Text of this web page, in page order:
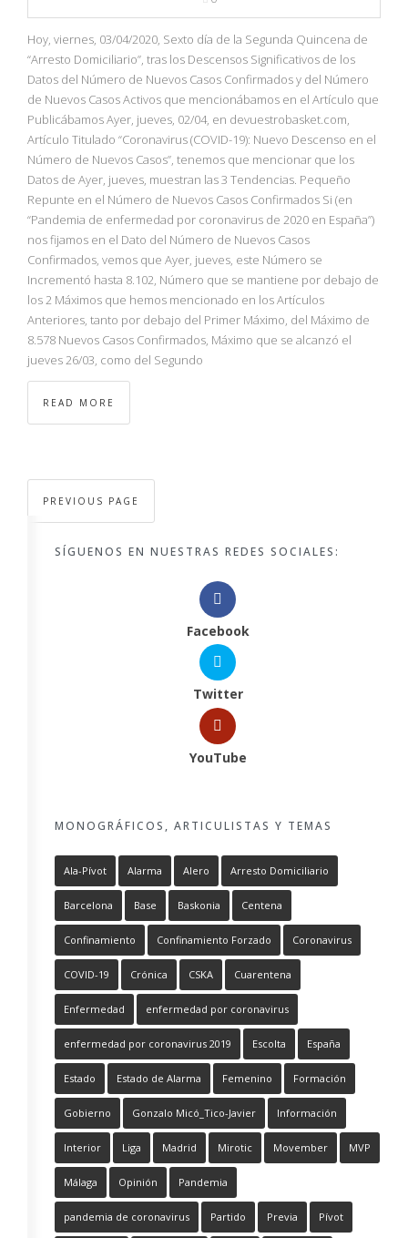
Hoy, viernes, 03/04/2020, Sexto día de la Segunda Quincena de
“Arresto Domiciliario”, tras los Descensos Significativos de los
Datos del Número de Nuevos Casos Confirmados y del Número
de Nuevos Casos Activos que mencionábamos en el Artículo que
Publicábamos Ayer, jueves, 02/04, en devuestrobasket.com,
Artículo Titulado “Coronavirus (COVID-19): Nuevo Descenso en el
Número de Nuevos Casos”, tenemos que mencionar que los
Datos de Ayer, jueves, muestran las 3 Tendencias. Pequeño
Repunte en el Número de Nuevos Casos Confirmados Si (en
“Pandemia de enfermedad por coronavirus de 2020 en España”)
nos fijamos en el Dato del Número de Nuevos Casos
Confirmados, vemos que Ayer, jueves, este Número se
Incrementó hasta 8.102, Número que se mantiene por debajo de
los 2 Máximos que hemos mencionado en los Artículos
Anteriores, tanto por debajo del Primer Máximo, del Máximo de
8.578 Nuevos Casos Confirmados, Máximo que se alcanzó el
jueves 26/03, como del Segundo
READ MORE
PREVIOUS PAGE
SÍGUENOS EN NUESTRAS REDES SOCIALES:
Facebook
Twitter
YouTube
MONOGRÁFICOS, ARTICULISTAS Y TEMAS
Ala-Pívot Alarma Alero Arresto Domiciliario
Barcelona Base Baskonia Centena
Confinamiento Confinamiento Forzado Coronavirus
COVID-19 Crónica CSKA Cuarentena
Enfermedad enfermedad por coronavirus
enfermedad por coronavirus 2019 Escolta España
Estado Estado de Alarma Femenino Formación
Gobierno Gonzalo Micó_Tico-Javier Información
Interior Liga Madrid Mirotic Movember MVP
Málaga Opinión Pandemia
pandemia de coronavirus Partido Previa Pívot